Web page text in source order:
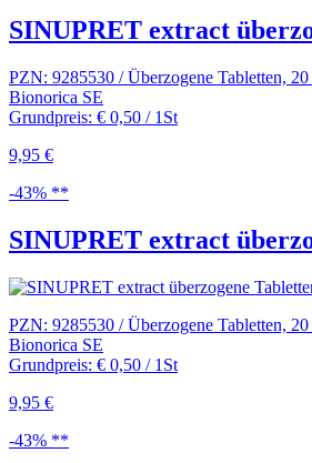
SINUPRET extract
PZN: 9285530 / Überzogene Tabletten, 20
Bionorica SE
Grundpreis: € 0,50 / 1St
9,95 €
-43% **
SINUPRET extract
PZN: 9285530 / Überzogene Tabletten, 20
Bionorica SE
Grundpreis: € 0,50 / 1St
9,95 €
-43% **